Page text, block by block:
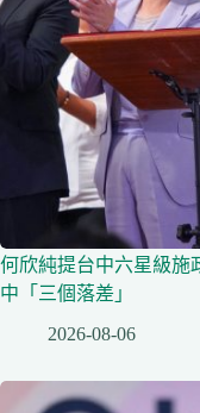
何欣純提台中六星級施
中「三個落差」
2026-08-06